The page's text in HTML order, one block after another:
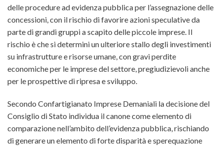
delle procedure ad evidenza pubblica per l’assegnazione delle
concessioni, con il rischio di favorire azioni speculative da
parte di grandi gruppi a scapito delle piccole imprese. Il
rischio è che si determini un ulteriore stallo degli investimenti
su infrastrutture e risorse umane, con gravi perdite
economiche per le imprese del settore, pregiudizievoli anche
per le prospettive di ripresa e sviluppo.
Secondo Confartigianato Imprese Demaniali la decisione del
Consiglio di Stato individua il canone come elemento di
comparazione nell’ambito dell’evidenza pubblica, rischiando
di generare un elemento di forte disparità e sperequazione